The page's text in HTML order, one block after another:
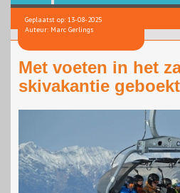
Geplaatst op: 13-08-2025
Auteur: Marc Gerlings
Met voeten in het
skivakantie geboekt